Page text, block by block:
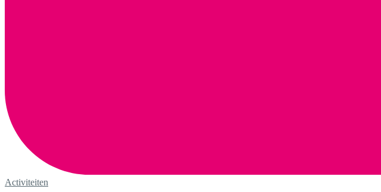
Activiteiten